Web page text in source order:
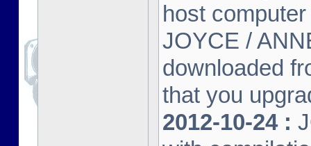
host
JOYCE /
downloaded
that you
2012-10-24 :